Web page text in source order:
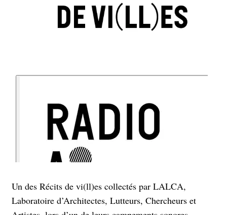
Un des Récits de vi(ll)es collectés par LALCA,
Laboratoire d’Architectes, Lutteurs, Chercheurs et